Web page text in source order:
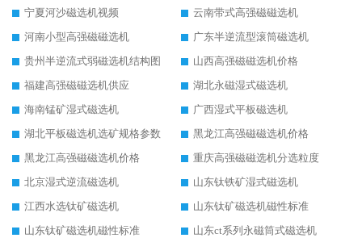
宁夏河沙磁选机视频
云南带式高强磁磁选机
河南小型高强磁磁选机
广东半逆流型滚筒磁选机
贵州半逆流式弱磁选机结构图
山西高强磁磁选机价格
福建高强磁磁选机供应
湖北永磁湿式磁选机
海南锰矿湿式磁选机
广西湿式平板磁选机
湖北平板磁选机选矿规格参数
黑龙江高强磁磁选机价格
黑龙江高强磁磁选机价格
重庆高强磁磁选机分选粒度
北京湿式逆流磁选机
山东钛铁矿湿式磁选机
江西水选钛矿磁选机
山东钛矿磁选机磁性标准
山东钛矿磁选机磁性标准
山东ct系列永磁筒式磁选机